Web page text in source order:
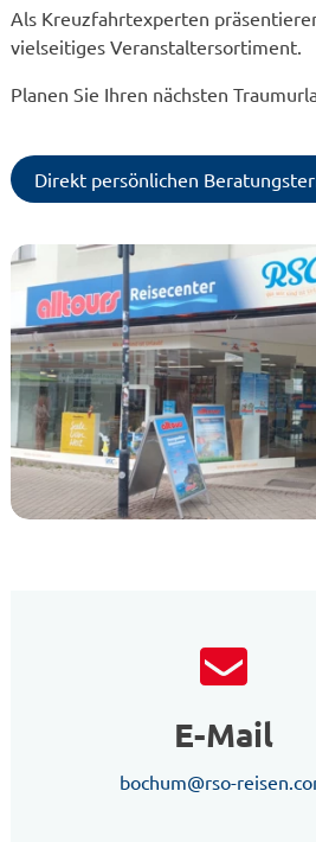
Als Kreuzfahrtexperten
vielseitiges Veranstaltersortiment.
Planen Sie Ihren nächsten
Direkt persönlichen
E-Mail
bochum@rso-